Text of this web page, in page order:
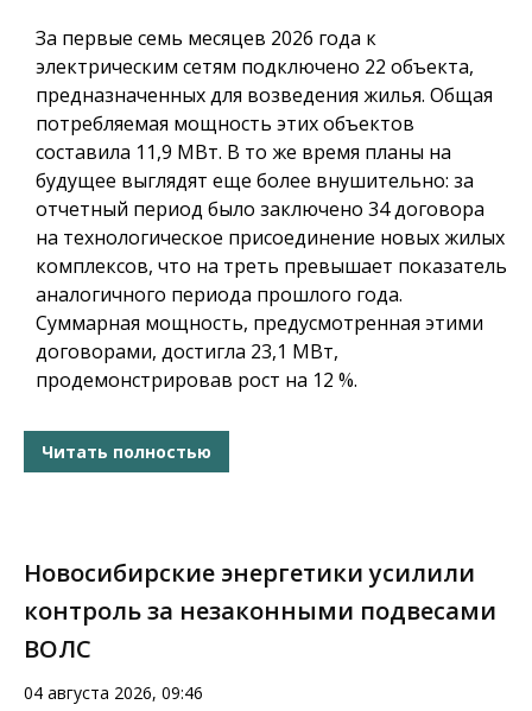
За первые семь месяцев 2026 года к
электрическим сетям подключено 22 объекта,
предназначенных для возведения жилья. Общая
потребляемая мощность этих объектов
составила 11,9 МВт. В то же время планы на
будущее выглядят еще более внушительно: за
отчетный период было заключено 34 договора
на технологическое присоединение новых жилых
комплексов, что на треть превышает показатель
аналогичного периода прошлого года.
Суммарная мощность, предусмотренная этими
договорами, достигла 23,1 МВт,
продемонстрировав рост на 12 %.
Читать полностью
Новосибирские энергетики усилили
контроль за незаконными подвесами
ВОЛС
04 августа 2026, 09:46